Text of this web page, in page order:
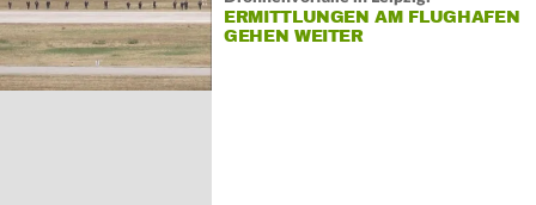
ERMITTLUNGEN AM FLUGHAFEN
GEHEN WEITER